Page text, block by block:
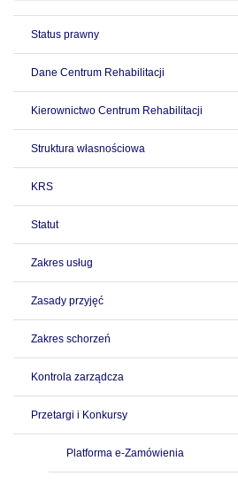
Status prawny
Dane Centrum Rehabilitacji
Kierownictwo Centrum Rehabilitacji
Struktura własnościowa
KRS
Statut
Zakres usług
Zasady przyjęć
Zakres schorzeń
Kontrola zarządcza
Przetargi i Konkursy
Platforma e-Zamówienia